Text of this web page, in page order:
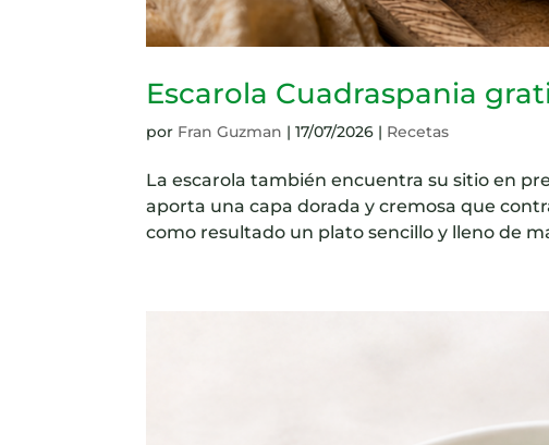
Escarola Cuadraspania
por Fran Guzman |17/07/2026 | Recetas
La escarola también encuentra su sitio en
aporta una capa dorada y cremosa que
como resultado un plato sencillo y lleno de